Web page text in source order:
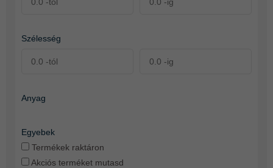
Szélesség
Anyag
Egyebek
Termékek raktáron
Akciós terméket mutasd